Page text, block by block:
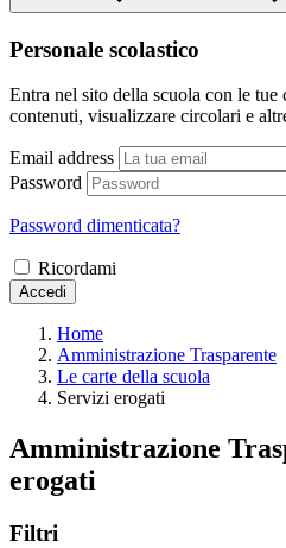
Personale scolastico
Entra nel sito della scuola con le tue
contenuti, visualizzare circolari e
Email address
Password
Password dimenticata?
Ricordami
Accedi
Home
Amministrazione Trasparente
Le carte della scuola
Servizi erogati
Amministrazione
erogati
Filtri